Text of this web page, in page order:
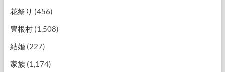
花祭り (456)
豊根村(1,508)
結婚(227)
家族(1,174)